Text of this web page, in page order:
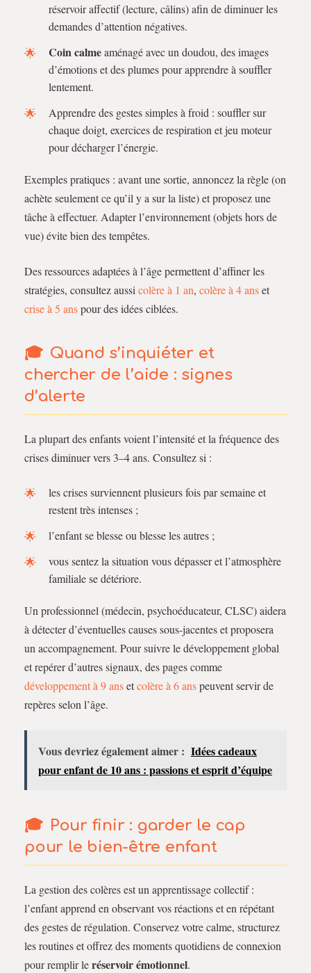
réservoir affectif (lecture, câlins) afin de diminuer les
demandes d’attention négatives.
Coin calmeaménagé avec un doudou, des images
d’émotions et des plumes pour apprendre à souffler
lentement.
Apprendre des gestes simples à froid : souffler sur
chaque doigt, exercices de respiration et jeu moteur
pour décharger l’énergie.
Exemples pratiques : avant une sortie, annoncez la règle (on
achète seulement ce qu’il y a sur la liste) et proposez une
tâche à effectuer. Adapter l’environnement (objets hors de
vue) évite bien des tempêtes.
Des ressources adaptées à l’âge permettent d’affiner les
stratégies, consultez aussi colère à 1 an, colère à 4 anset
crise à 5 anspour des idées ciblées.
Quand s’inquiéter et
chercher de l’aide : signes
d’alerte
La plupart des enfants voient l’intensité et la fréquence des
crises diminuer vers 3–4 ans. Consultez si :
les crises surviennent plusieurs fois par semaine et
restent très intenses ;
l’enfant se blesse ou blesse les autres ;
vous sentez la situation vous dépasser et l’atmosphère
familiale se détériore.
Un professionnel (médecin, psychoéducateur, CLSC) aidera
à détecter d’éventuelles causes sous-jacentes et proposera
un accompagnement. Pour suivre le développement global
et repérer d’autres signaux, des pages comme
développement à 9 ansetcolère à 6 anspeuvent servir de
repères selon l’âge.
Vous devriez également aimer : Idées cadeaux
pour enfant de 10 ans : passions et esprit d’équipe
Pour finir : garder le cap
pour le bien-être enfant
La gestion des colères est un apprentissage collectif :
l’enfant apprend en observant vos réactions et en répétant
des gestes de régulation. Conservez votre calme, structurez
les routines et offrez des moments quotidiens de connexion
pour remplir leréservoir émotionnel.